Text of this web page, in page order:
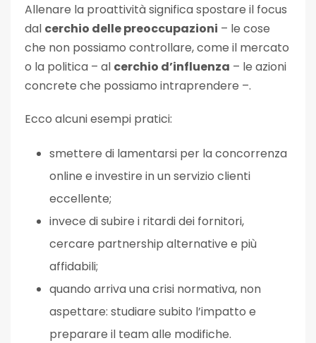
Allenare la proattività significa spostare il focus
dal cerchio delle preoccupazioni – le cose
che non possiamo controllare, come il mercato
o la politica – al cerchio d’influenza – le azioni
concrete che possiamo intraprendere –.
Ecco alcuni esempi pratici:
smettere di lamentarsi per la concorrenza
online e investire in un servizio clienti
eccellente;
invece di subire i ritardi dei fornitori,
cercare partnership alternative e più
affidabili;
quando arriva una crisi normativa, non
aspettare: studiare subito l’impatto e
preparare il team alle modifiche.